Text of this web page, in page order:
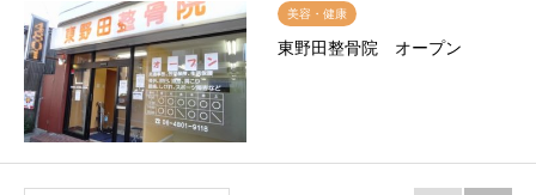
美容・健康
東野田整骨院 オープン